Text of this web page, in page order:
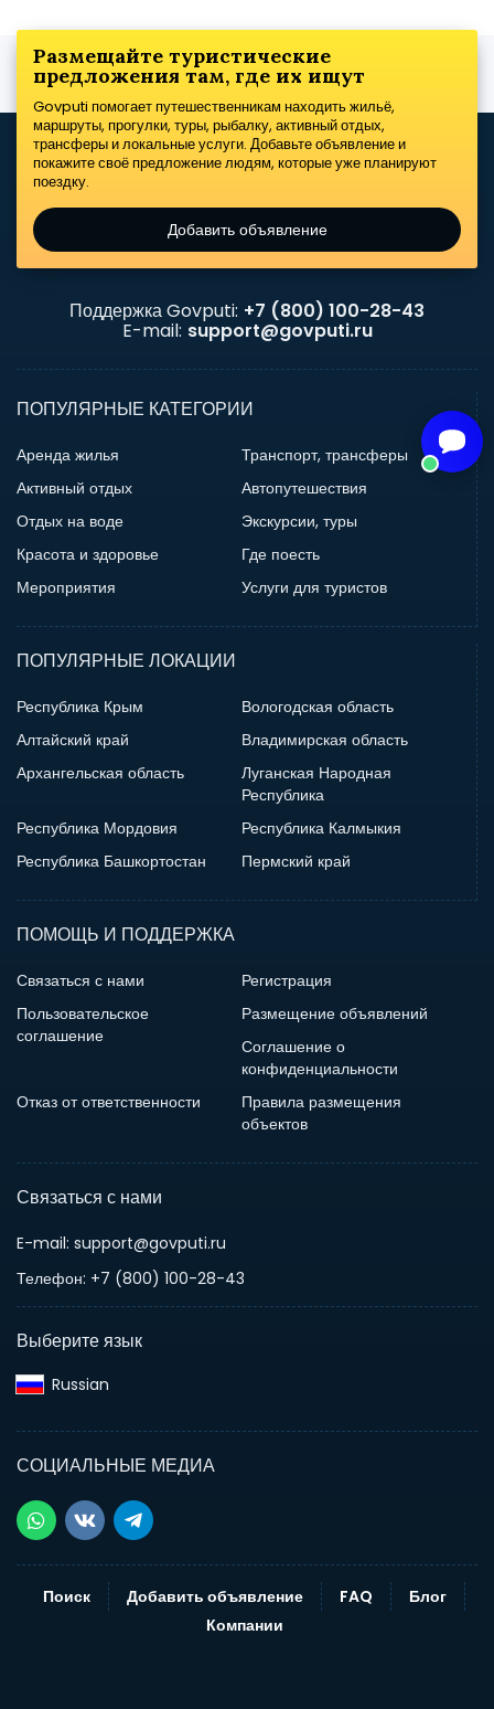
Размещайте туристические
предложения там, где их ищут
Govputi помогает путешественникам находить жильё,
маршруты, прогулки, туры, рыбалку, активный отдых,
трансферы и локальные услуги. Добавьте объявление и
покажите своё предложение людям, которые уже планируют
поездку.
Добавить объявление
Поддержка Govputi: +7 (800) 100-28-43
E-mail: support@govputi.ru
ПОПУЛЯРНЫЕ КАТЕГОРИИ
Аренда жилья
Транспорт, трансферы
Активный отдых
Автопутешествия
Отдых на воде
Экскурсии, туры
Красота и здоровье
Где поесть
Мероприятия
Услуги для туристов
ПОПУЛЯРНЫЕ ЛОКАЦИИ
Республика Крым
Вологодская область
Алтайский край
Владимирская область
Архангельская область
Луганская Народная
Республика
Республика Мордовия
Республика Калмыкия
Республика Башкортостан
Пермский край
ПОМОЩЬ И ПОДДЕРЖКА
Связаться с нами
Регистрация
Пользовательское
соглашение
Размещение объявлений
Соглашение о
конфиденциальности
Отказ от ответственности
Правила размещения
объектов
Связаться с нами
E-mail: support@govputi.ru
Телефон: +7 (800) 100-28-43
Выберите язык
Russian‎
СОЦИАЛЬНЫЕ МЕДИА
Поиск Добавить объявление FAQ
Блог
Компании